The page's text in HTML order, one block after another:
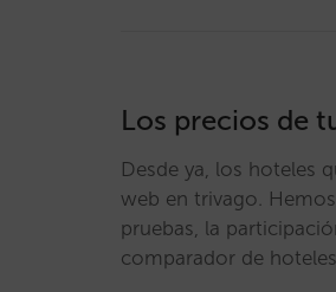
Los precios de
Desde ya, los hoteles
web en trivago.
pruebas, la
comparador de